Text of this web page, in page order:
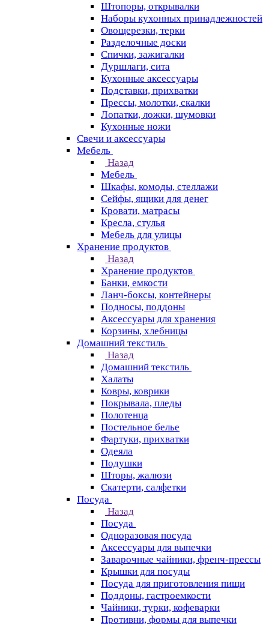
Штопоры, открывалки
Наборы кухонных принадлежностей
Овощерезки, терки
Разделочные доски
Спички, зажигалки
Дуршлаги, сита
Кухонные аксессуары
Подставки, прихватки
Прессы, молотки, скалки
Лопатки, ложки, шумовки
Кухонные ножи
Свечи и аксессуары
Мебель
Назад
Мебель
Шкафы, комоды, стеллажи
Сейфы, ящики для денег
Кровати, матрасы
Кресла, стулья
Мебель для улицы
Хранение продуктов
Назад
Хранение продуктов
Банки, емкости
Ланч-боксы, контейнеры
Подносы, поддоны
Аксессуары для хранения
Корзины, хлебницы
Домашний текстиль
Назад
Домашний текстиль
Халаты
Ковры, коврики
Покрывала, пледы
Полотенца
Постельное белье
Фартуки, прихватки
Одеяла
Подушки
Шторы, жалюзи
Скатерти, салфетки
Посуда
Назад
Посуда
Одноразовая посуда
Аксессуары для выпечки
Заварочные чайники, френч-прессы
Крышки для посуды
Посуда для приготовления пищи
Поддоны, гастроемкости
Чайники, турки, кофеварки
Противни, формы для выпечки